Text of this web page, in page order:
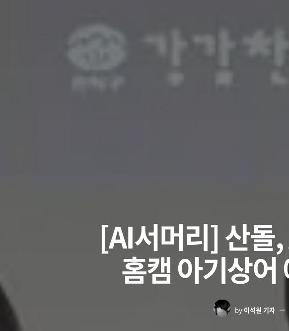
[AI서머리] 산돌,
홈캠 아기상어
by 이석원 기자